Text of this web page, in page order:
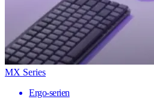
MX Series
Ergo-serien